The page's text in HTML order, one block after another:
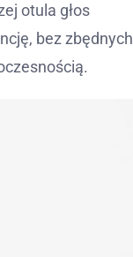
otula głos
bez zbędnych